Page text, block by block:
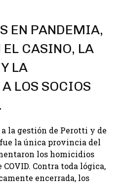
EN PANDEMIA,
EL CASINO, LA
LA
LOS SOCIOS
la gestión de Perotti y de
la única provincia del
los homicidios
Contra toda lógica,
encerrada, los